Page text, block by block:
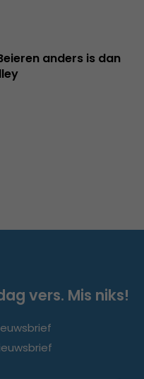
anders is dan
vers. Mis niks!